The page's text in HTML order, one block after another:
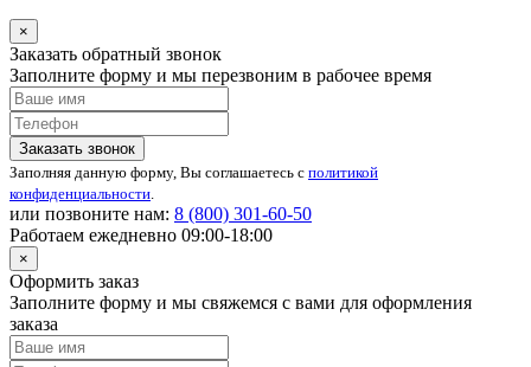
×
Заказать обратный звонок
Заполните форму и мы перезвоним в рабочее время
Заказать звонок
Заполняя данную форму, Вы соглашаетесь с политикой
конфиденциальности.
или позвоните нам: 8 (800) 301-60-50
Работаем ежедневно 09:00-18:00
×
Оформить заказ
Заполните форму и мы свяжемся с вами для оформления
заказа